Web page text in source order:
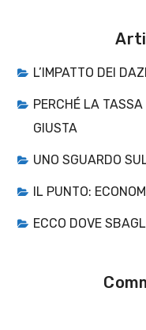
L’IMPATTO DEI
PERCHÉ LA
GIUSTA
UNO SGUARDO
IL PUNTO:
ECCO DOVE